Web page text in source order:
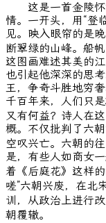
这是一首金陵怀
情。一开头，用“登
见。映入眼帘的是
断翠绿的山峰。船
这图画难述其美的
也引起他深深的思
王，争奇斗胜地穷
千百年来，人们只
又有何益？诗人在
概。不仅批判了六
空叹兴亡。六朝的
是，有些人如商女
着《后庭花》这样
嗟”六朝兴废，在北
训，从政治上进行
朝覆辙。